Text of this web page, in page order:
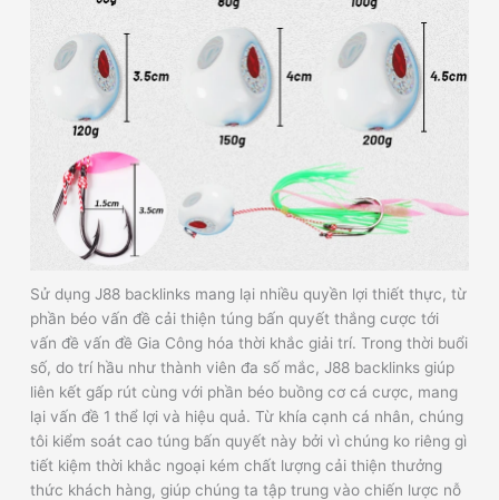
Sử dụng J88 backlinks mang lại nhiều quyền lợi thiết thực, từ
phần béo vấn đề cải thiện túng bấn quyết thắng cược tới
vấn đề vấn đề Gia Công hóa thời khắc giải trí. Trong thời buổi
số, do trí hầu như thành viên đa số mắc, J88 backlinks giúp
liên kết gấp rút cùng với phần béo buồng cơ cá cược, mang
lại vấn đề 1 thể lợi và hiệu quả. Từ khía cạnh cá nhân, chúng
tôi kiểm soát cao túng bấn quyết này bởi vì chúng ko riêng gì
tiết kiệm thời khắc ngoại kém chất lượng cải thiện thưởng
thức khách hàng, giúp chúng ta tập trung vào chiến lược nỗ